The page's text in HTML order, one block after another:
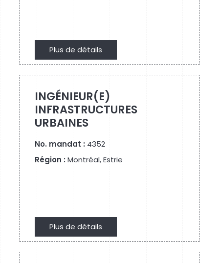
Plus de détails
INGÉNIEUR(E)
INFRASTRUCTURES
URBAINES
No. mandat : 4352
Région : Montréal, Estrie
Plus de détails